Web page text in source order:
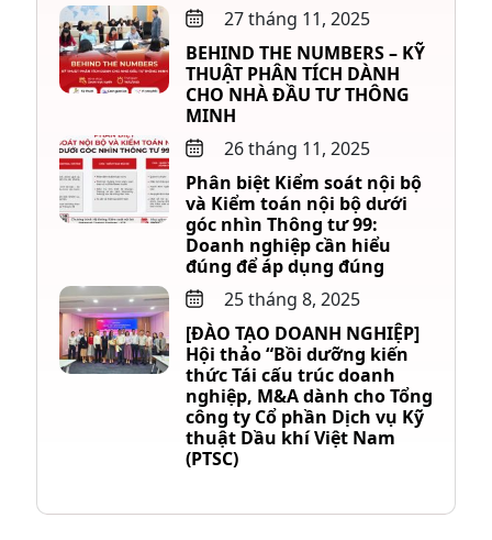
27 tháng 11, 2025
BEHIND THE NUMBERS – KỸ
THUẬT PHÂN TÍCH DÀNH
CHO NHÀ ĐẦU TƯ THÔNG
MINH
26 tháng 11, 2025
Phân biệt Kiểm soát nội bộ
và Kiểm toán nội bộ dưới
góc nhìn Thông tư 99:
Doanh nghiệp cần hiểu
đúng để áp dụng đúng
25 tháng 8, 2025
[ĐÀO TẠO DOANH NGHIỆP]
Hội thảo “Bồi dưỡng kiến
thức Tái cấu trúc doanh
nghiệp, M&A dành cho Tổng
công ty Cổ phần Dịch vụ Kỹ
thuật Dầu khí Việt Nam
(PTSC)